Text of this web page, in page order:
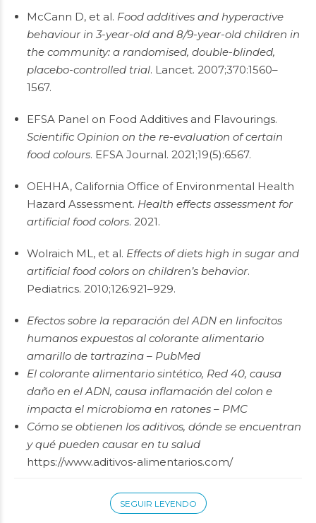
McCann D, et al. Food additives and hyperactive
behaviour in 3-year-old and 8/9-year-old children in
the community: a randomised, double-blinded,
placebo-controlled trial. Lancet. 2007;370:1560–
1567.
EFSA Panel on Food Additives and Flavourings.
Scientific Opinion on the re-evaluation of certain
food colours. EFSA Journal. 2021;19(5):6567.
OEHHA, California Office of Environmental Health
Hazard Assessment. Health effects assessment for
artificial food colors. 2021.
Wolraich ML, et al. Effects of diets high in sugar and
artificial food colors on children’s behavior.
Pediatrics. 2010;126:921–929.
Efectos sobre la reparación del ADN en linfocitos
humanos expuestos al colorante alimentario
amarillo de tartrazina – PubMed
El colorante alimentario sintético, Red 40, causa
daño en el ADN, causa inflamación del colon e
impacta el microbioma en ratones – PMC
Cómo se obtienen los aditivos, dónde se encuentran
y qué pueden causar en tu salud
https://www.aditivos-alimentarios.com/
SEGUIR LEYENDO